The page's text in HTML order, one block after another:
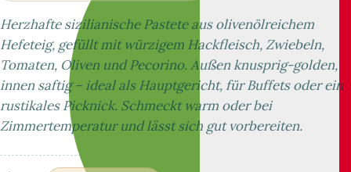
Herzhafte sizilianische Pastete aus olivenölreichem
Hefeteig, gefüllt mit würzigem Hackfleisch, Zwiebeln,
Tomaten, Oliven und Pecorino. Außen knusprig-golden,
innen saftig – ideal als Hauptgericht, für Buffets oder ein
rustikales Picknick. Schmeckt warm oder bei
Zimmertemperatur und lässt sich gut vorbereiten.